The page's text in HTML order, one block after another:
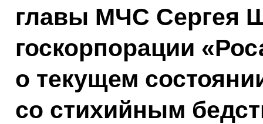
главы МЧС Сергея
госкорпорации
о текущем
со стихийным